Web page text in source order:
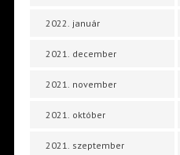
2022. január
2021. december
2021. november
2021. október
2021. szeptember